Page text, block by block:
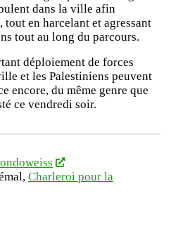
dans la ville afin
en harcelant et agressant
tout au long du parcours.
déploiement de forces
et les Palestiniens peuvent
encore, du même genre que
ce vendredi soir.
Charleroi pour la